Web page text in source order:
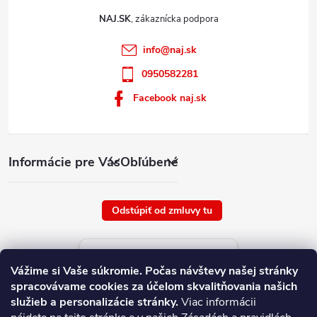
Vážime si Vaše súkromie. Počas návštevy našej stránky
spracovávame cookies za účelom skvalitňovania našich
služieb a personalizácie stránky.Viac informácii
Informácie pre VásObľúbené
NAJ.SK
info@naj.sk
0950582281
Facebook naj.sk
Odstúpiť od zmluvy tu
Aktuálne ceny tovaru
platné od : 6/8/2026